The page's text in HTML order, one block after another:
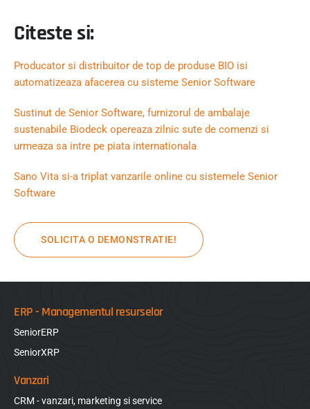
Citeste si:
Producator si distribuitor de top de produse BIO isi
automatizeaza afacerea cu sisteme Senior Software
Sustinut de Senior Software, furnizorul de ambalaje
sustenabile Biodeck opereaza zilnic sute de comenzi si
urmeaza sa intre pe piata internationala
Sano Vita si-a triplat vanzarile online cu sistemele Senior
Software
SOLICITA O DEMONSTRATIE!
ERP - Managementul resurselor
SeniorERP
SeniorXRP
Vanzari
CRM - vanzari, marketing si service